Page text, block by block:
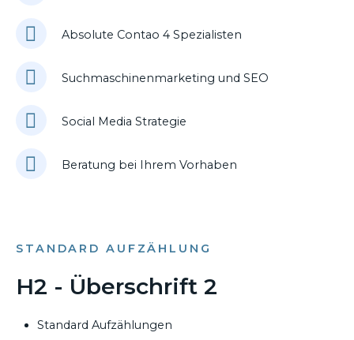
Absolute Contao 4 Spezialisten
Suchmaschinenmarketing und SEO
Social Media Strategie
Beratung bei Ihrem Vorhaben
STANDARD AUFZÄHLUNG
H2 - Überschrift 2
Standard Aufzählungen